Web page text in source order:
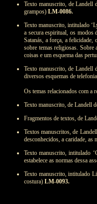
Texto manuscrito, de Landell
grampos) LM-0086.
Texto manuscrito, intitulado
a secura espiritual, os modos
Satanás, a força, a felicidade,
sobre temas religiosas.
coisas e um esquema das
Texto manuscrito, de Landell
diversos esquemas de
Os temas relacionados com a
Texto manuscrito, de Landell
Fragmentos de textos, de
Textos manuscritos, de
desconhecidos, a caridade, as
Texto manuscrito, intitulado
estabelece as normas dessa
Texto manuscrito, intitulado
costura) LM-0093.